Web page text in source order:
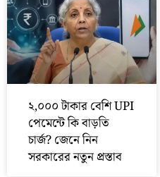
২,০০০ টাকার বেশি UPI
পেমেন্টে কি বাড়তি
চার্জ? জেনে নিন
সরকারের নতুন প্রস্তাব